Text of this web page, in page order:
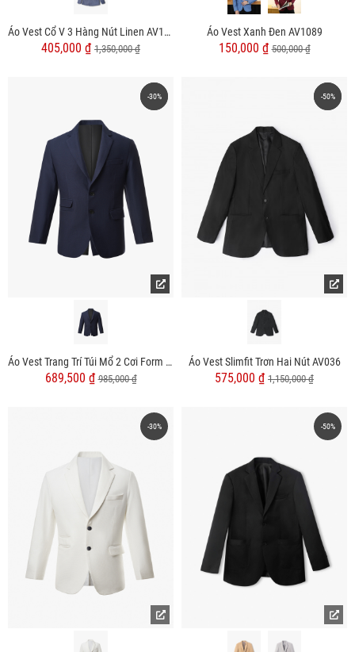
Áo Vest Cổ V 3 Hàng Nút Linen AV1137 Màu Xanh Đen
405,000 ₫ 1,350,000 ₫
Áo Vest Xanh Đen AV1089
150,000 ₫500,000 ₫
-30%
-30%
Áo Vest Trang Trí Túi Mổ 2 Cơi Form Slimfit AV034
689,500 ₫985,000 ₫
-50%
-50%
Áo Vest Slimfit Trơn Hai Nút AV036
575,000 ₫ 1,150,000 ₫
-30% -50%